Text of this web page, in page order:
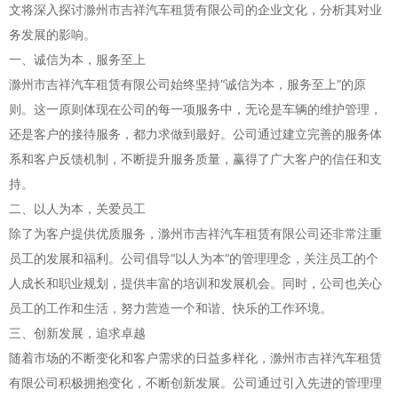
文将深入探讨滁州市吉祥汽车租赁有限公司的企业文化，分析其对业
务发展的影响。
一、诚信为本，服务至上
滁州市吉祥汽车租赁有限公司始终坚持“诚信为本，服务至上”的原
则。这一原则体现在公司的每一项服务中，无论是车辆的维护管理，
还是客户的接待服务，都力求做到最好。公司通过建立完善的服务体
系和客户反馈机制，不断提升服务质量，赢得了广大客户的信任和支
持。
二、以人为本，关爱员工
除了为客户提供优质服务，滁州市吉祥汽车租赁有限公司还非常注重
员工的发展和福利。公司倡导“以人为本”的管理理念，关注员工的个
人成长和职业规划，提供丰富的培训和发展机会。同时，公司也关心
员工的工作和生活，努力营造一个和谐、快乐的工作环境。
三、创新发展，追求卓越
随着市场的不断变化和客户需求的日益多样化，滁州市吉祥汽车租赁
有限公司积极拥抱变化，不断创新发展。公司通过引入先进的管理理